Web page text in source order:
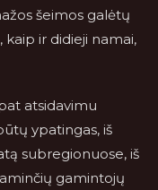
šeimos galėtų
ir didieji namai,
atsidavimu
ypatingas, iš
subregionuose, iš
gamintojų